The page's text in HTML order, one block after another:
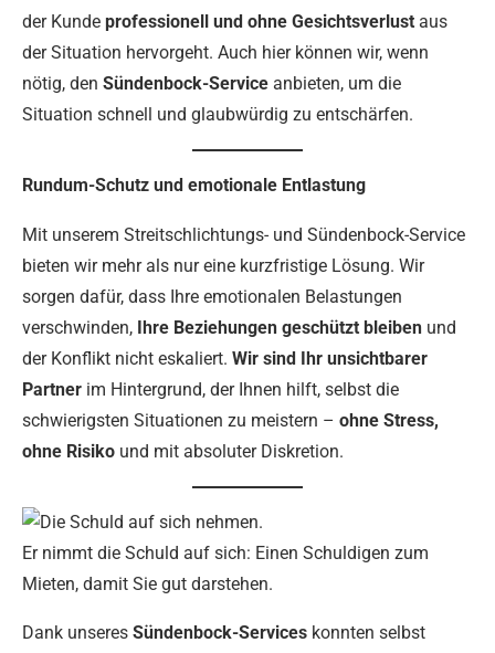
der Kunde professionell und ohne Gesichtsverlust aus
der Situation hervorgeht. Auch hier können wir, wenn
nötig, den Sündenbock-Service anbieten, um die
Situation schnell und glaubwürdig zu entschärfen.
Rundum-Schutz und emotionale Entlastung
Mit unserem Streitschlichtungs- und Sündenbock-Service
bieten wir mehr als nur eine kurzfristige Lösung. Wir
sorgen dafür, dass Ihre emotionalen Belastungen
verschwinden,
Ihre Beziehungen geschützt bleiben und
der Konflikt nicht eskaliert. Wir sind Ihr unsichtbarer
Partner im Hintergrund, der Ihnen hilft, selbst die
schwierigsten Situationen zu meistern – ohne Stress,
ohne Risiko und mit absoluter Diskretion.
Er nimmt die Schuld auf sich: Einen Schuldigen zum
Mieten, damit Sie gut darstehen.
Dank unseres Sündenbock-Services konnten selbst